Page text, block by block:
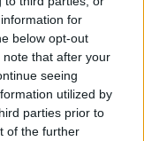
for
below opt-out
that after your
seeing
utilized by
parties prior to
of the further